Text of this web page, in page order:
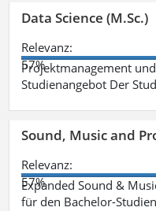
Data Science (M.Sc.)
Relevanz:
57%
Projektmanagement
Studienangebot Der
Sound, Music and
Relevanz:
57%
Expanded Sound &
für den Bachelor-